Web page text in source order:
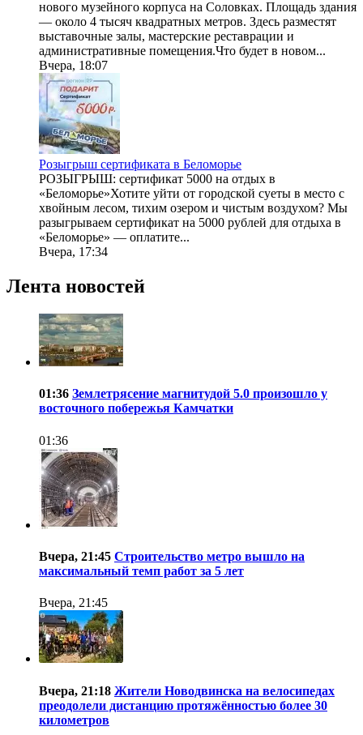
нового музейного корпуса на Соловках. Площадь здания
— около 4 тысяч квадратных метров. Здесь разместят
выставочные залы, мастерские реставрации и
административные помещения.Что будет в новом...
Вчера, 18:07
Розыгрыш сертификата в Беломорье
РОЗЫГРЫШ: сертификат 5000 на отдых в
«Беломорье»Хотите уйти от городской суеты в место с
хвойным лесом, тихим озером и чистым воздухом? Мы
разыгрываем сертификат на 5000 рублей для отдыха в
«Беломорье» — оплатите...
Вчера, 17:34
Лента новостей
01:36 Землетрясение магнитудой 5.0 произошло у
восточного побережья Камчатки
01:36
Вчера, 21:45 Строительство метро вышло на
максимальный темп работ за 5 лет
Вчера, 21:45
Вчера, 21:18 Жители Новодвинска на велосипедах
преодолели дистанцию протяжённостью более 30
километров